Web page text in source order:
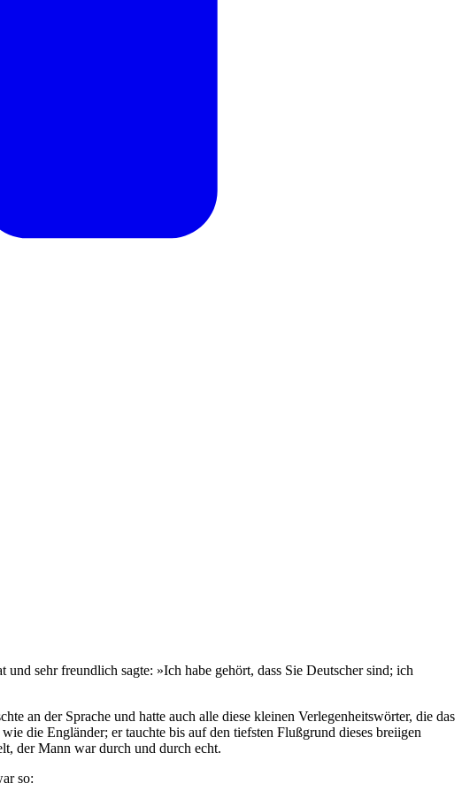
sehr freundlich sagte: »Ich habe gehört, dass Sie Deutscher sind; ich
an der Sprache und hatte auch alle diese kleinen Verlegenheitswörter, die das
die Engländer; er tauchte bis auf den tiefsten Flußgrund dieses breiigen
der Mann war durch und durch echt.
so: